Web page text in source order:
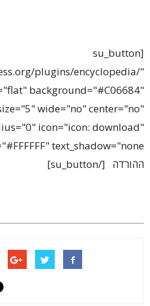
[su_button
plugins/encyclopedia/"
background="#C06684"
wide="no" center="no"
icon="icon: download"
ההורדה [/su_button]